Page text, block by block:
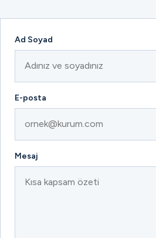
Ad Soyad
E-posta
Mesaj